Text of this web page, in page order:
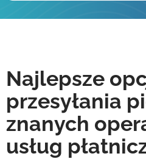
Najlepsze
przesyłania
znanych
usług